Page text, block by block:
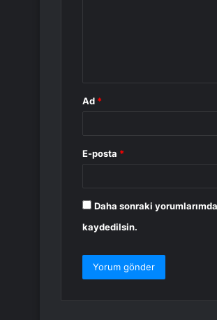
Ad *
E-posta *
Daha sonraki
kaydedilsin.